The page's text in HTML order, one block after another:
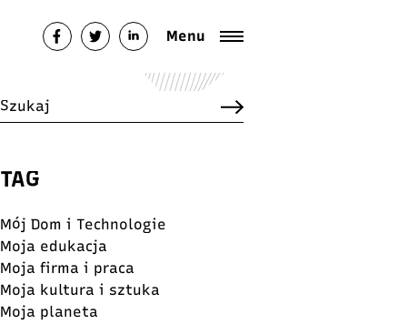
Menu
TAG
Mój Dom i Technologie
Moja edukacja
Moja firma i praca
Moja kultura i sztuka
Moja planeta